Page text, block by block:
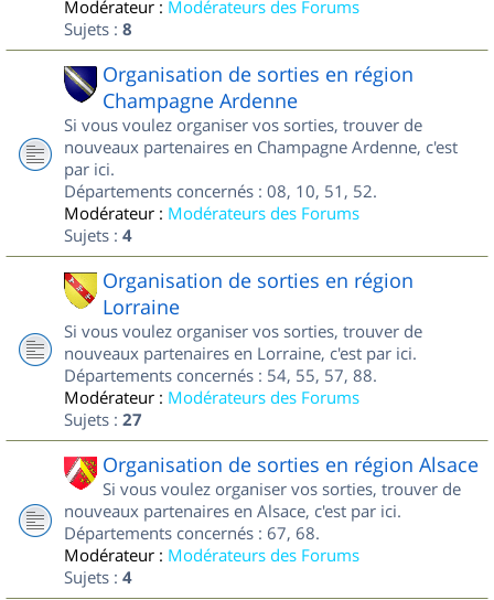
Modérateur : Modérateurs des Forums
Sujets : 8
Organisation de sorties en région
Champagne Ardenne
Si vous voulez organiser vos sorties, trouver de
nouveaux partenaires en Champagne Ardenne, c'est
par ici.
Départements concernés : 08, 10, 51, 52.
Modérateur : Modérateurs des Forums
Sujets : 4
Organisation de sorties en région
Lorraine
Si vous voulez organiser vos sorties, trouver de
nouveaux partenaires en Lorraine, c'est par ici.
Départements concernés : 54, 55, 57, 88.
Modérateur : Modérateurs des Forums
Sujets : 27
Organisation de sorties en région Alsace
Si vous voulez organiser vos sorties, trouver de
nouveaux partenaires en Alsace, c'est par ici.
Départements concernés : 67, 68.
Modérateur : Modérateurs des Forums
Sujets : 4